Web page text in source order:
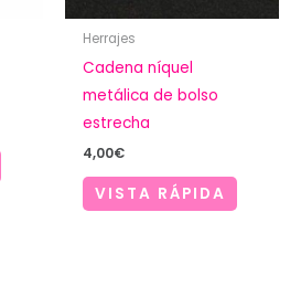
Herrajes
Cadena níquel
metálica de bolso
estrecha
4,00€
VISTA RÁPIDA